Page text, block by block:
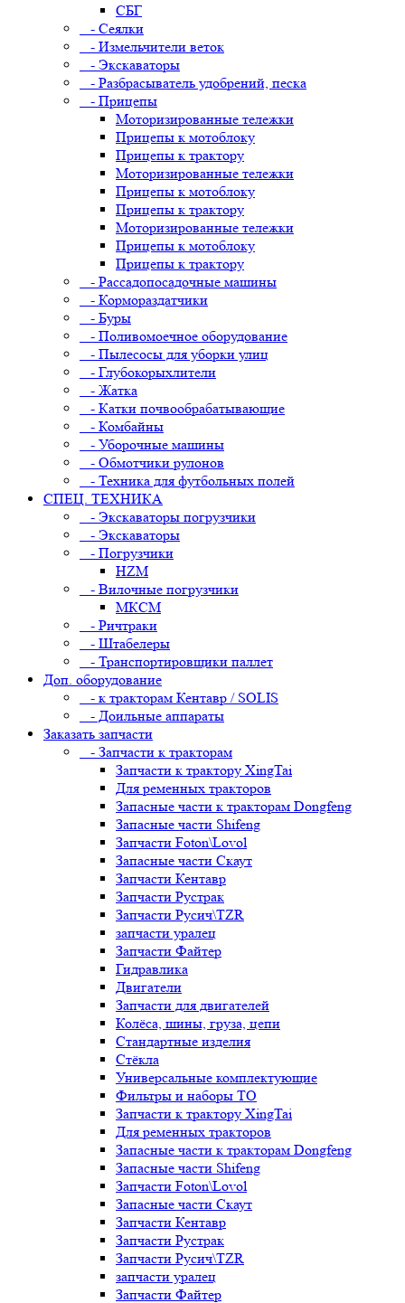
СБГ
- Сеялки
- Измельчители веток
- Экскаваторы
- Разбрасыватель удобрений, песка
- Прицепы
Моторизированные тележки
Прицепы к мотоблоку
Прицепы к трактору
Моторизированные тележки
Прицепы к мотоблоку
Прицепы к трактору
Моторизированные тележки
Прицепы к мотоблоку
Прицепы к трактору
- Рассадопосадочные машины
- Кормораздатчики
- Буры
- Поливомоечное оборудование
- Пылесосы для уборки улиц
- Глубокорыхлители
- Жатка
- Катки почвообрабатывающие
- Комбайны
- Уборочные машины
- Обмотчики рулонов
- Техника для футбольных полей
СПЕЦ. ТЕХНИКА
- Экскаваторы погрузчики
- Экскаваторы
- Погрузчики
HZM
- Вилочные погрузчики
МКСМ
- Ричтраки
- Штабелеры
- Транспортировщики паллет
Доп. оборудование
- к тракторам Кентавр / SOLIS
- Доильные аппараты
Заказать запчасти
- Запчасти к тракторам
Запчасти к трактору XingTai
Для ременных тракторов
Запасные части к тракторам Dongfeng
Запасные части Shifeng
Запчасти Foton\Lovol
Запасные части Скаут
Запчасти Кентавр
Запчасти Рустрак
Запчасти Русич\TZR
запчасти уралец
Запчасти Файтер
Гидравлика
Двигатели
Запчасти для двигателей
Колёса, шины, груза, цепи
Стандартные изделия
Стёкла
Универсальные комплектующие
Фильтры и наборы ТО
Запчасти к трактору XingTai
Для ременных тракторов
Запасные части к тракторам Dongfeng
Запасные части Shifeng
Запчасти Foton\Lovol
Запасные части Скаут
Запчасти Кентавр
Запчасти Рустрак
Запчасти Русич\TZR
запчасти уралец
Запчасти Файтер